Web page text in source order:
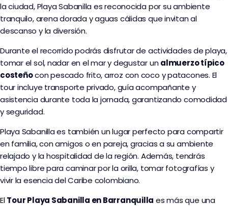
la ciudad, Playa Sabanilla es reconocida por su ambiente
tranquilo, arena dorada y aguas cálidas que invitan al
descanso y la diversión.
Durante el recorrido podrás disfrutar de actividades de playa,
tomar el sol, nadar en el mar y degustar un almuerzo típico
costeño con pescado frito, arroz con coco y patacones. El
tour incluye transporte privado, guía acompañante y
asistencia durante toda la jornada, garantizando comodidad
y seguridad.
Playa Sabanilla es también un lugar perfecto para compartir
en familia, con amigos o en pareja, gracias a su ambiente
relajado y la hospitalidad de la región. Además, tendrás
tiempo libre para caminar por la orilla, tomar fotografías y
vivir la esencia del Caribe colombiano.
El Tour Playa Sabanilla en Barranquilla es más que una